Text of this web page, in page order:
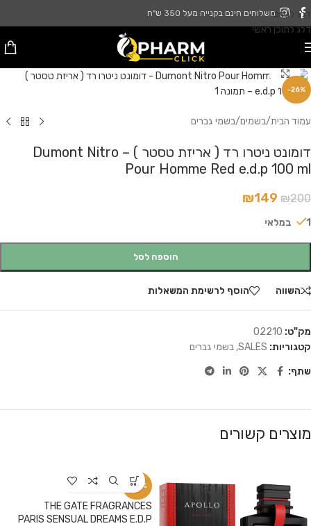
דלג לניווט
דלג לתוכן ראשי
משלוחים חינם בקנייה מעל 350 ש"ח
-26%
לחץ להגדלה
עמוד הבית/בשמים/בשמי גברים
דומונט ניטרו רד ( אריזת טסטר ) – Dumont Nitro
Pour Homme Red e.d.p 100 ml
₪200
₪149
1 במלאי
הוספה לסל
השווה הוסף לרשימת המשאלות
מק"ט: 02210
קטגוריות: SALES
, בשמי גברים
שתף:
מוצרים קשורים
-40%
THE GATE FRAGRANCES
PARIS SENSUAL DREAMS E.D.P